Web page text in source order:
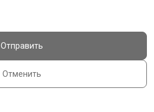
Отменить
Отправить